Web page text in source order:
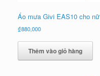
Áo mưa Givi EAS10 cho nữ
₫880,000
Thêm vào giỏ hàng